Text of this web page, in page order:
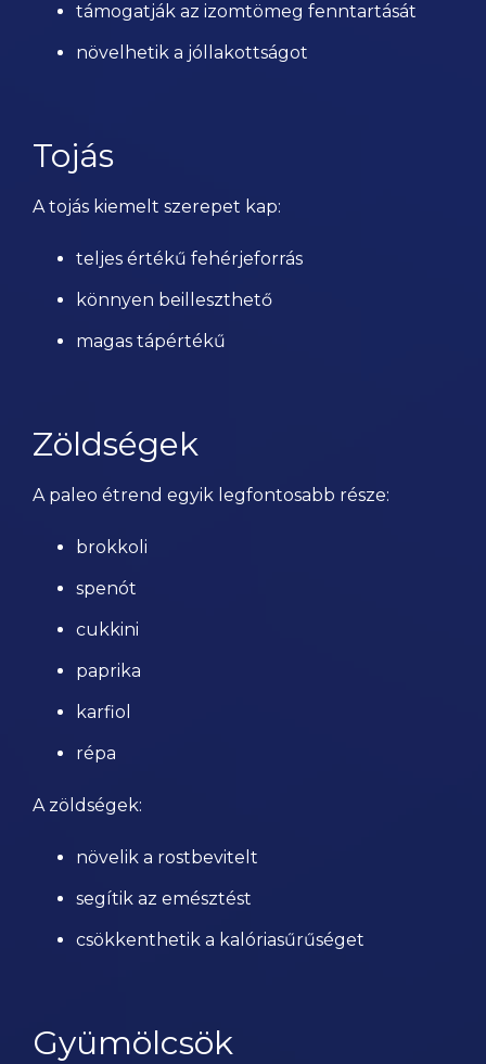
támogatják az izomtömeg fenntartását
növelhetik a jóllakottságot
Tojás
A tojás kiemelt szerepet kap:
teljes értékű fehérjeforrás
könnyen beilleszthető
magas tápértékű
Zöldségek
A paleo étrend egyik legfontosabb része:
brokkoli
spenót
cukkini
paprika
karfiol
répa
A zöldségek:
növelik a rostbevitelt
segítik az emésztést
csökkenthetik a kalóriasűrűséget
Gyümölcsök